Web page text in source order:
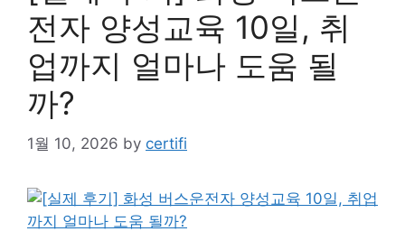
전자 양성교육 10일, 취
업까지 얼마나 도움 될
까?
1월 10, 2026 by certifi